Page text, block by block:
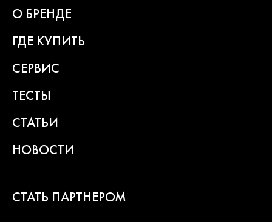
О БРЕНДЕ
ГДЕ КУПИТЬ
СЕРВИС
ТЕСТЫ
СТАТЬИ
НОВОСТИ
СТАТЬ ПАРТНЕРОМ